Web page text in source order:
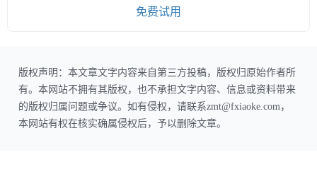
免费试用
版权声明：本文章文字内容来自第三方投稿，版权归原始作者所
有。本网站不拥有其版权，也不承担文字内容、信息或资料带来
的版权归属问题或争议。如有侵权，请联系zmt@fxiaoke.com，
本网站有权在核实确属侵权后，予以删除文章。